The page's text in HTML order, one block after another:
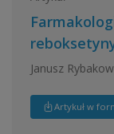
Janusz
Artykuł w